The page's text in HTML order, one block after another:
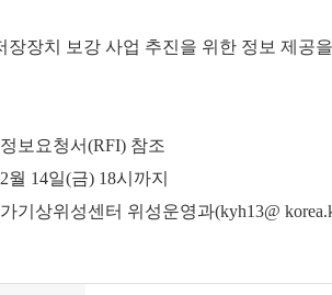
장장치 보강 사업 추진을 위한 정보 제공
보요청서(RFI) 참조
14일(금) 18시까지
기상위성센터 위성운영과(kyh13@